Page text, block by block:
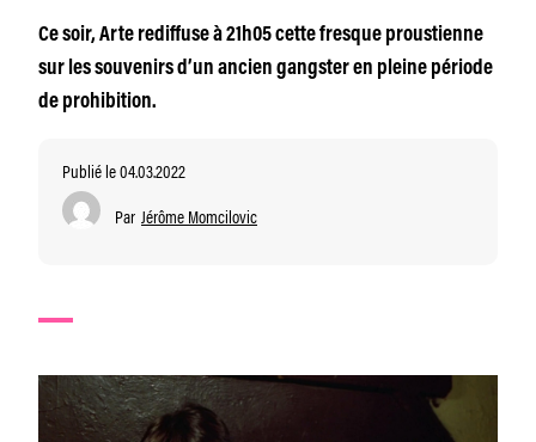
Ce soir, Arte rediffuse à 21h05 cette fresque proustienne
sur les souvenirs d’un ancien gangster en pleine période
de prohibition.
Publié le 04.03.2022
Par Jérôme Momcilovic